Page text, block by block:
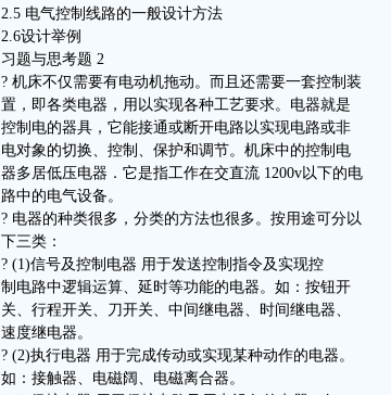
2.5 电气控制线路的一般设计方法
2.6设计举例
习题与思考题 2
? 机床不仅需要有电动机拖动。而且还需要一套控制装
置，即各类电器，用以实现各种工艺要求。电器就是
控制电的器具，它能接通或断开电路以实现电路或非
电对象的切换、控制、保护和调节。机床中的控制电
器多居低压电器．它是指工作在交直流 1200v以下的电
路中的电气设备。
? 电器的种类很多，分类的方法也很多。按用途可分以
下三类：
? (1)信号及控制电器 用于发送控制指令及实现控
制电路中逻辑运算、延时等功能的电器。如：按钮开
关、行程开关、刀开关、中间继电器、时间继电器、
速度继电器。
? (2)执行电器 用于完成传动或实现某种动作的电器。
如：接触器、电磁阔、电磁离合器。